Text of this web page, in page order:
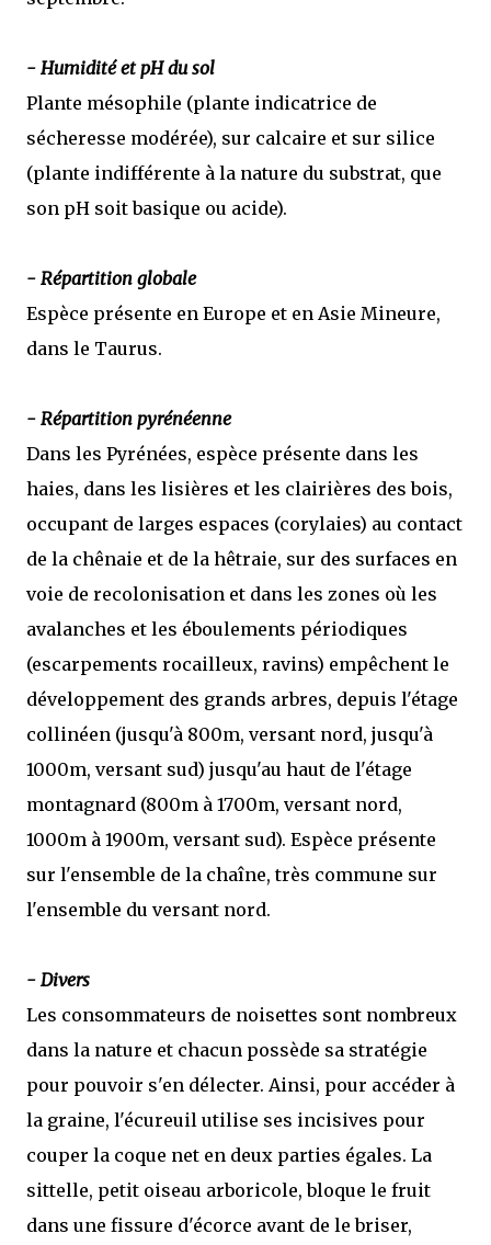
- Humidité et pH du sol
Plante mésophile (plante indicatrice de
sécheresse modérée), sur calcaire et sur silice
(plante indifférente à la nature du substrat, que
son pH soit basique ou acide).
- Répartition globale
Espèce présente en Europe et en Asie Mineure,
dans le Taurus.
- Répartition pyrénéenne
Dans les Pyrénées, espèce présente dans les
haies, dans les lisières et les clairières des bois,
occupant de larges espaces (corylaies) au contact
de la chênaie et de la hêtraie, sur des surfaces en
voie de recolonisation et dans les zones où les
avalanches et les éboulements périodiques
(escarpements rocailleux, ravins) empêchent le
développement des grands arbres, depuis l'étage
collinéen (jusqu'à 800m, versant nord, jusqu'à
1000m, versant sud) jusqu'au haut de l'étage
montagnard (800m à 1700m, versant nord,
1000m à 1900m, versant sud). Espèce présente
sur l'ensemble de la chaîne, très commune sur
l'ensemble du versant nord.
- Divers
Les consommateurs de noisettes sont nombreux
dans la nature et chacun possède sa stratégie
pour pouvoir s'en délecter. Ainsi, pour accéder à
la graine, l'écureuil utilise ses incisives pour
couper la coque net en deux parties égales. La
sittelle, petit oiseau arboricole, bloque le fruit
dans une fissure d'écorce avant de le briser,